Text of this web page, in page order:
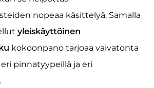
nopeaa käsittelyä. Samalla
yleiskäyttöinen
kokoonpano tarjoaa vaivatonta
pinnatyypeillä ja eri